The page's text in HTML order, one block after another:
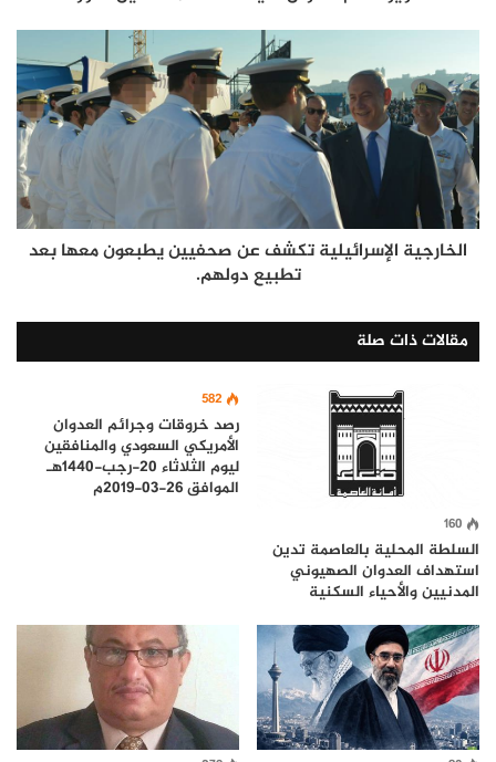
الخارجية الإسرائيلية تكشف عن صحفيين يطبعون معها بعد
تطبيع دولهم.
مقالات ذات صلة
160
السلطة المحلية بالعاصمة تدين
استهداف العدوان الصهيوني
المدنيين والأحياء السكنية
582
رصد خروقات وجرائم العدوان
الأمريكي السعودي والمنافقين
ليوم الثلاثاء 20-رجب-1440هـ
الموافق 26-03-2019م